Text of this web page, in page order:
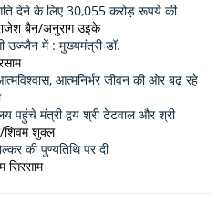
देने के लिए 30,055 करोड़ रूपये की
बैन/अनुराग उइके
उज्जैन में : मुख्यमंत्री डॉ.
आत्मनिर्भर जीवन की ओर बढ़ रहे
पहुंचे मंत्री द्वय श्री टेटवाल और श्री
शिवम शुक्ल
की पुण्यतिथि पर दी
सिरसाम